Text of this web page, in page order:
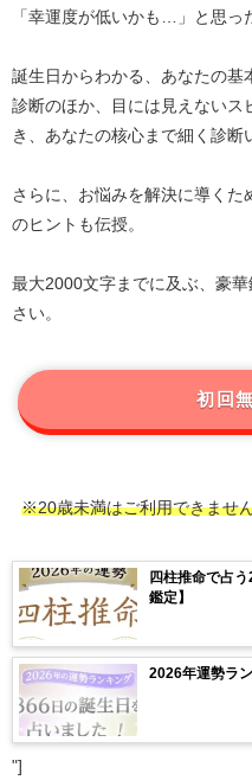
「幸運度が低いかも…」と思っ
誕生日からわかる、あなたの基
診断のほか、目には見えないス
き、あなたの核心まで細く診断
さらに、お悩みを解決に導くた
のヒントも伝授。
最大2000文字までに及ぶ、豪
さい。
初回
※20歳未満はご利用できませ
四柱推命で占
鑑定】
2026年運勢ラ
"]